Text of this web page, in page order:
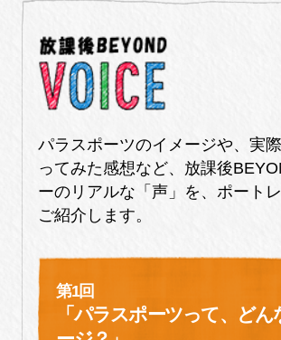
パラスポーツのイメージや、実
ってみた感想など、放課後
ーのリアルな「声」を、ポート
ご紹介します。
第1回
「パラスポーツって、どん